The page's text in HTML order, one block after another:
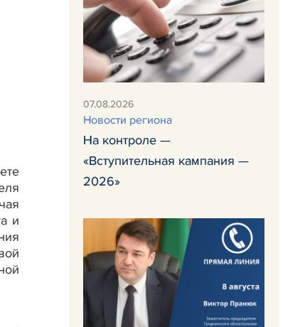
и
07.08.2026
Новости региона
На контроле —
«Вступительная кампания —
2026»